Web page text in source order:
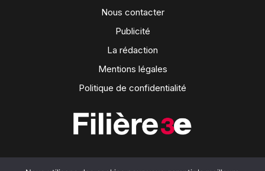
Nous contacter
Publicité
La rédaction
Mentions légales
Politique de confidentialité